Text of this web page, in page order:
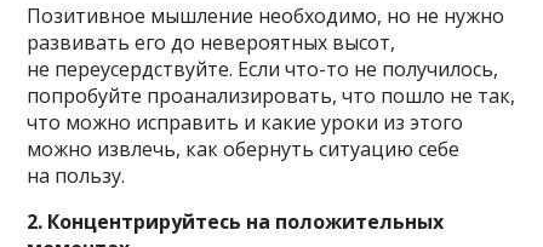
Позитивное мышление необходимо, но не нужно
развивать его до невероятных высот,
не переусердствуйте. Если что-то не получилось,
попробуйте проанализировать, что пошло не так,
что можно исправить и какие уроки из этого
можно извлечь, как обернуть ситуацию себе
на пользу.
2. Концентрируйтесь на положительных